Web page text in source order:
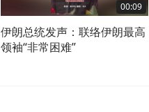
00:09
伊朗总统发声：联络伊朗最高
领袖“非常困难”